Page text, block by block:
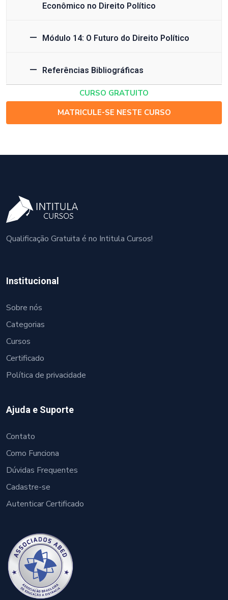
Econômico no Direito Político
Módulo 14: O Futuro do Direito Político
Referências Bibliográficas
CURSO GRATUITO
MATRICULE-SE NESTE CURSO
Qualificação Gratuita é no Intitula Cursos!
Institucional
Sobre nós
Categorias
Cursos
Certificado
Política de privacidade
Ajuda e Suporte
Contato
Como Funciona
Dúvidas Frequentes
Cadastre-se
Autenticar Certificado